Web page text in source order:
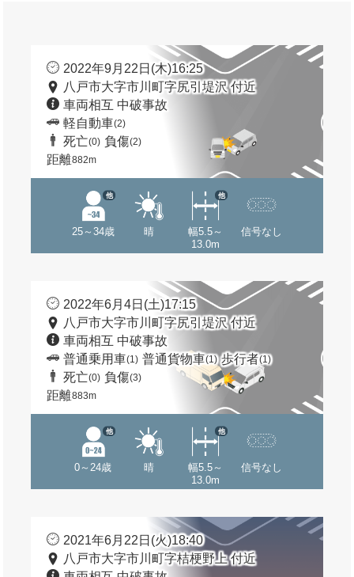
2022年9月22日(木)16:25
八戸市大字市川町字尻引堤沢 付近
車両相互 中破事故
軽自動車(2)
死亡(0) 負傷(2)
距離882m
25～34歳
他
晴
幅5.5～
13.0m
他
信号なし
2022年6月4日(土)17:15
八戸市大字市川町字尻引堤沢 付近
車両相互 中破事故
普通乗用車(1) 普通貨物車(1) 歩行者(1)
死亡(0) 負傷(3)
距離883m
0～24歳
他
晴
幅5.5～
13.0m
他
信号なし
2021年6月22日(火)18:40
八戸市大字市川町字桔梗野上 付近